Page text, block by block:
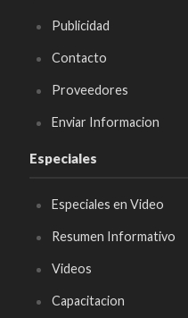
Publicidad
Contacto
Proveedores
Enviar Informacion
Especiales
Especiales en Video
Resumen Informativo
Videos
Capacitacion